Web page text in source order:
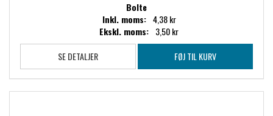
Bolte
Inkl. moms: 4,38 kr
Ekskl. moms: 3,50 kr
SE DETALJER
FØJ TIL KURV